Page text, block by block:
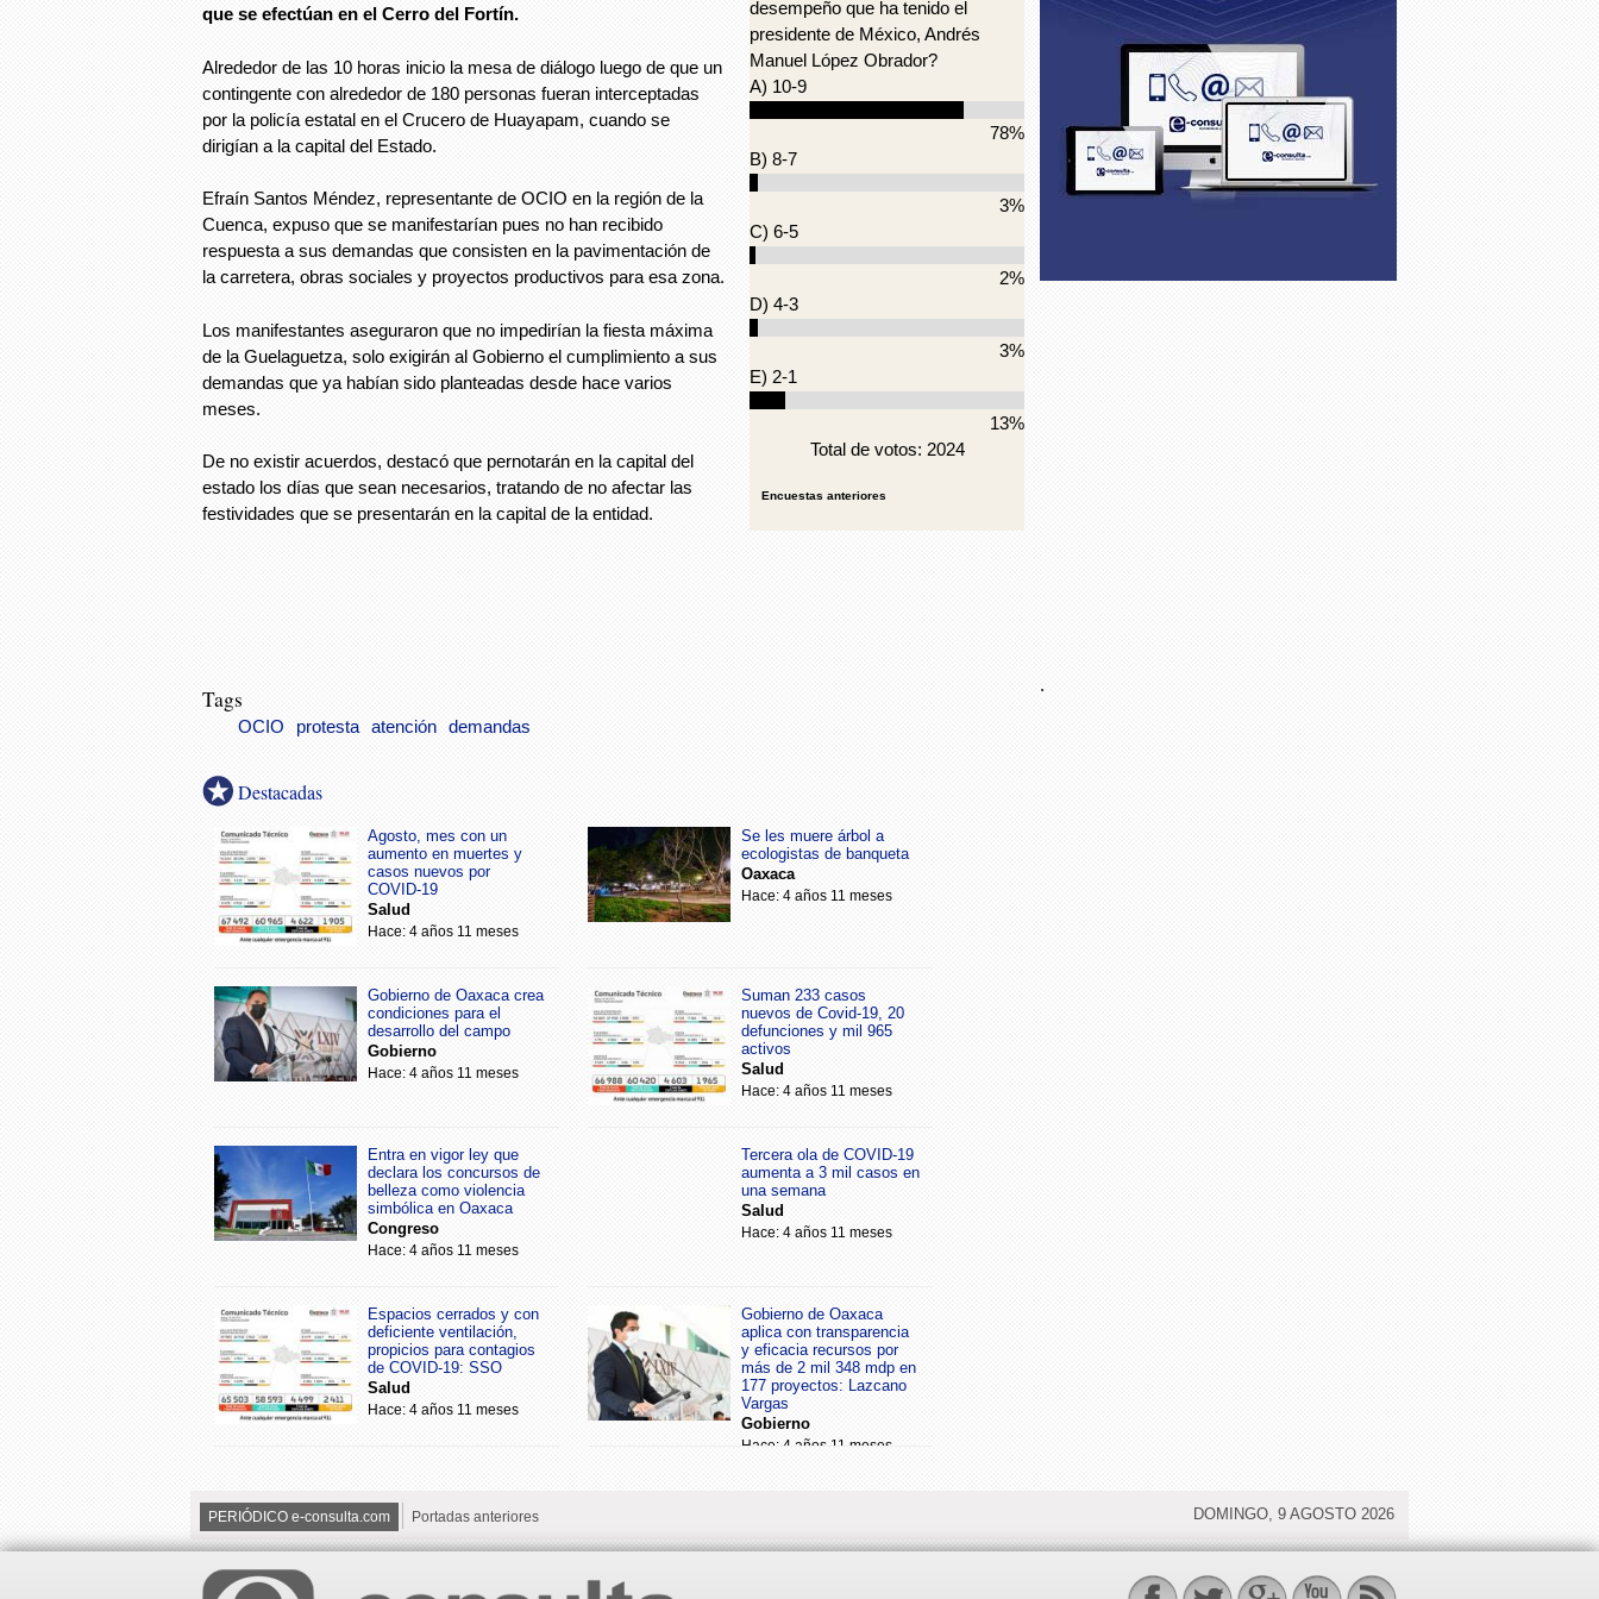
que se efectúan en el Cerro del Fortín.
Alrededor de las 10 horas inicio la mesa de diálogo luego de que un
contingente con alrededor de 180 personas fueran interceptadas
por la policía estatal en el Crucero de Huayapam, cuando se
dirigían a la capital del Estado.
Efraín Santos Méndez, representante de OCIO en la región de la
Cuenca, expuso que se manifestarían pues no han recibido
respuesta a sus demandas que consisten en la pavimentación de
la carretera, obras sociales y proyectos productivos para esa zona.
Los manifestantes aseguraron que no impedirían la fiesta máxima
de la Guelaguetza, solo exigirán al Gobierno el cumplimiento a sus
demandas que ya habían sido planteadas desde hace varios
meses.
De no existir acuerdos, destacó que pernotarán en la capital del
estado los días que sean necesarios, tratando de no afectar las
festividades que se presentarán en la capital de la entidad.
desempeño que ha tenido el
presidente de México, Andrés
Manuel López Obrador?
A) 10-9
78%
B) 8-7
3%
C) 6-5
2%
D) 4-3
3%
E) 2-1
13%
Total de votos: 2024
Encuestas anteriores
Tags
OCIO protesta atención demandas
Destacadas
Agosto, mes con un
aumento en muertes y
casos nuevos por
COVID-19
Salud
Hace: 4 años 11 meses
Se les muere árbol a
ecologistas de banqueta
Oaxaca
Hace: 4 años 11 meses
Gobierno de Oaxaca crea
condiciones para el
desarrollo del campo
Gobierno
Hace: 4 años 11 meses
Suman 233 casos
nuevos de Covid-19, 20
defunciones y mil 965
activos
Salud
Hace: 4 años 11 meses
Entra en vigor ley que
declara los concursos de
belleza como violencia
simbólica en Oaxaca
Congreso
Hace: 4 años 11 meses
Tercera ola de COVID-19
aumenta a 3 mil casos en
una semana
Salud
Hace: 4 años 11 meses
Espacios cerrados y con
deficiente ventilación,
propicios para contagios
de COVID-19: SSO
Salud
Hace: 4 años 11 meses
Gobierno de Oaxaca
aplica con transparencia
y eficacia recursos por
más de 2 mil 348 mdp en
177 proyectos: Lazcano
Vargas
Gobierno
Hace: 4 años 11 meses
.
PERIÓDICO e-consulta.com Portadas anteriores DOMINGO, 9 AGOSTO 2026